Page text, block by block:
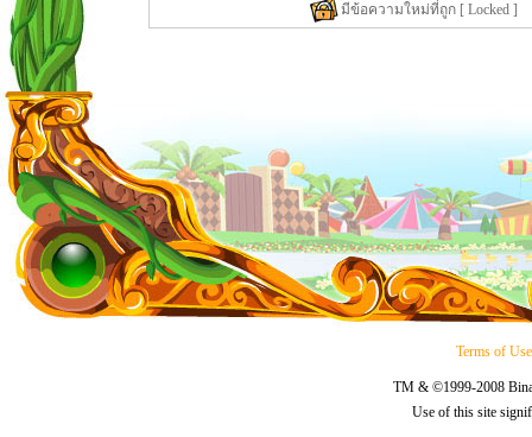
มีข้อความใหม่ที่ถูก [ Locked ]
Terms of Use
TM & ©1999-2008
Use of this site